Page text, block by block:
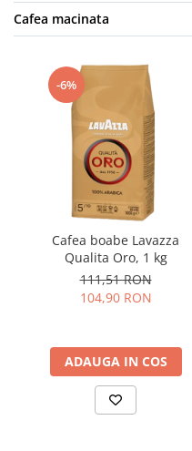
Cafea macinata
-6%
Cafea boabe Lavazza
Qualita Oro, 1 kg
111,51 RON
104,90 RON
ADAUGA IN COS